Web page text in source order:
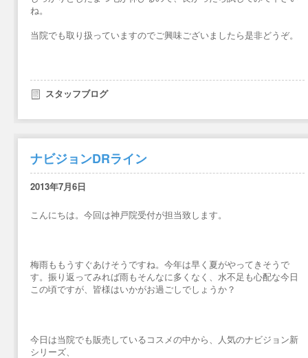
ね。
当院でも取り扱っていますのでご興味ございましたら是非どうぞ。
スタッフブログ
ナビジョンDRライン
2013年7月6日
こんにちは。今回は神戸院受付が担当致します。
梅雨ももうすぐあけそうですね。今年は早く夏がやってきそうで
す。振り返ってみれば雨もそんなに多くなく、水不足も心配な今日
この頃ですが、皆様はいかがお過ごしでしょうか？
今日は当院でも販売しているコスメの中から、人気のナビジョン新
シリーズ、